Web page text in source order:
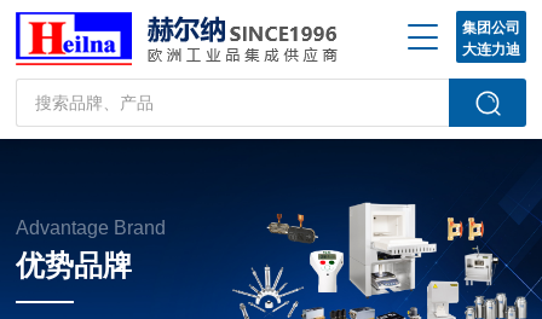
集团公司
大连力迪
Advantage Brand
优势品牌